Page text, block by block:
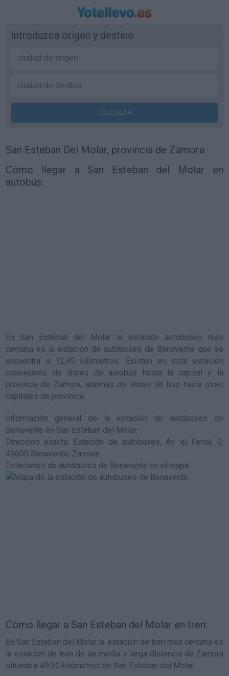
Introduzca origen y destino
San Esteban Del Molar, provincia de Zamora
Cómo llegar a San Esteban del Molar en
autobús:
En San Esteban del Molar la estación autobuses más
cercana es la estación de autobuses de Benavente que se
encuentra a 12,45 kilómetros. Existen en esta estación
conexiones de líneas de autobús hasta la capital y la
provincia de Zamora, además de líneas de bus hacia otras
capitales de provincia.
Información general de la estación de autobuses de
Benavente en San Esteban del Molar:
Dirección exacta: Estación de autobuses, Av. el Ferial, 0,
49600 Benavente, Zamora
Estaciones de autobuses de Benavente en el mapa:
Cómo llegar a San Esteban del Molar en tren:
En San Esteban del Molar la estación de tren más cercana es
la estación de tren de de media y larga distancia de Zamora
situada a 49,30 kilómetros de San Esteban del Molar.